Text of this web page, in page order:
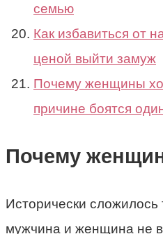
семью
Как избавиться от
ценой выйти замуж
Почему женщины
причине боятся
Почему
Исторически сложилось
мужчина и женщина не